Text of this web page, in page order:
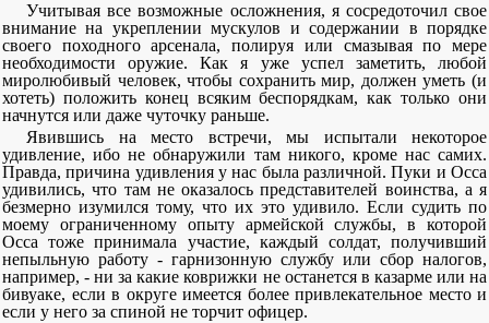
Учитывая все возможные осложнения, я сосредоточил свое
внимание на укреплении мускулов и содержании в порядке
своего походного арсенала, полируя или смазывая по мере
необходимости оружие. Как я уже успел заметить, любой
миролюбивый человек, чтобы сохранить мир, должен уметь (и
хотеть) положить конец всяким беспорядкам, как только они
начнутся или даже чуточку раньше.
Явившись на место встречи, мы испытали некоторое
удивление, ибо не обнаружили там никого, кроме нас самих.
Правда, причина удивления у нас была различной. Пуки и Осса
удивились, что там не оказалось представителей воинства, а я
безмерно изумился тому, что их это удивило. Если судить по
моему ограниченному опыту армейской службы, в которой
Осса тоже принимала участие, каждый солдат, получивший
непыльную работу - гарнизонную службу или сбор налогов,
например, - ни за какие коврижки не останется в казарме или на
бивуаке, если в округе имеется более привлекательное место и
если у него за спиной не торчит офицер.